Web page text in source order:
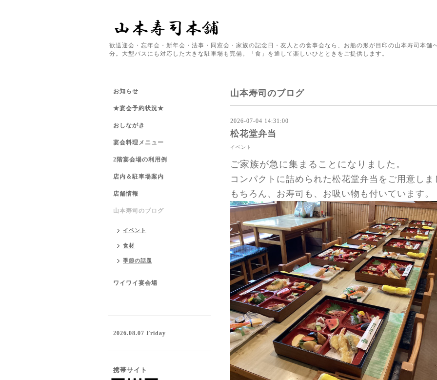
歓送迎会・忘年会・新年会・法事・同窓会・家族の記念日・友人との食事会なら、お船の形が目印の山本寿司本舗
分。大型バスにも対応した大きな駐車場も完備。「食」を通して楽しいひとときをご提供します。
山本寿司のブログ
2026-07-04 14:31:00
松花堂弁当
イベント
ご家族が急に集まることになりました。
コンパクトに詰められた松花堂弁当をご用意しま
もちろん、お寿司も、お吸い物も付いています。
お知らせ
★宴会予約状況★
おしながき
宴会料理メニュー
2階宴会場の利用例
店内＆駐車場案内
店舗情報
山本寿司のブログ
イベント
食材
季節の話題
ワイワイ宴会場
2026.08.07 Friday
携帯サイト